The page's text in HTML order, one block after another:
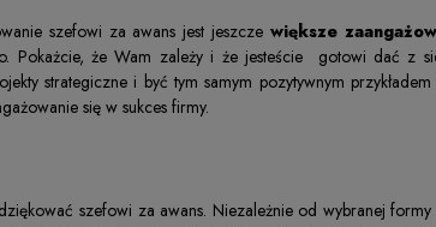
szefowi za awans jest jeszcze większe
Pokażcie, że Wam zależy i że jesteście gotowi dać z
strategiczne i być tym samym pozytywnym
się w sukces firmy.
szefowi za awans. Niezależnie od wybranej